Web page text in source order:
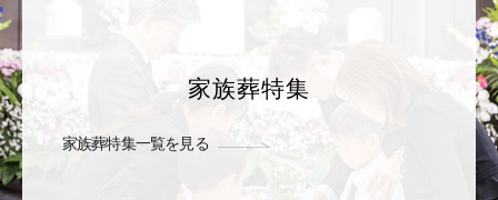
家族葬特集
家族葬特集一覧を見る